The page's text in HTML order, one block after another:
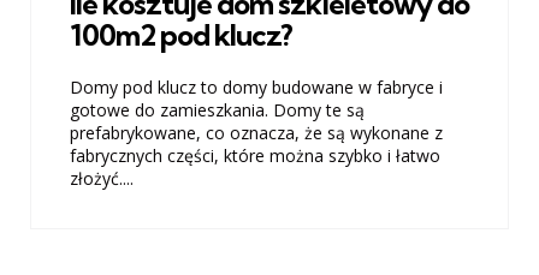
100m2 pod klucz?
Domy pod klucz to domy budowane w fabryce i
gotowe do zamieszkania. Domy te są
prefabrykowane, co oznacza, że ​​są wykonane z
fabrycznych części, które można szybko i łatwo
złożyć....